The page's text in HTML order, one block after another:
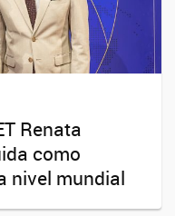
Renata
como
nivel mundial